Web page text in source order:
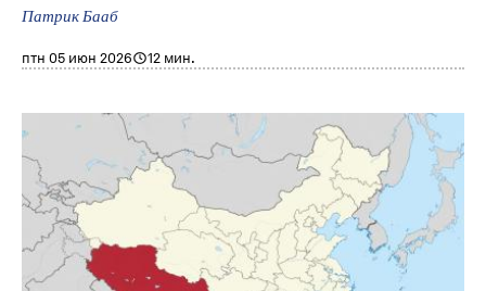
Патрик Бааб
птн 05 июн 2026 12 мин.